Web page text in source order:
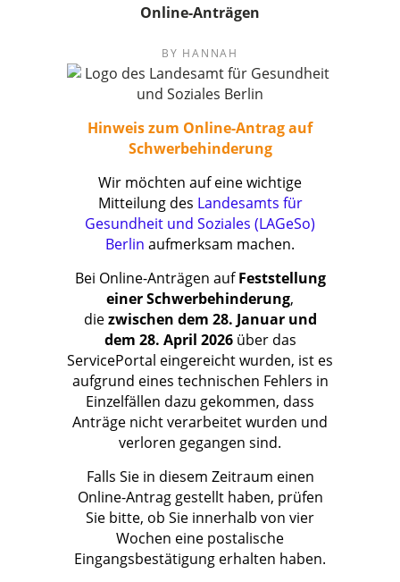
Online-Anträgen
BY HANNAH
Hinweis zum Online-Antrag auf
Schwerbehinderung
Wir möchten auf eine wichtige
Mitteilung des Landesamts für
Gesundheit und Soziales (LAGeSo)
Berlin aufmerksam machen.
Bei Online-Anträgen aufFeststellung
einer Schwerbehinderung,
diezwischen dem 28. Januar und
dem 28. April 2026über das
ServicePortal eingereicht wurden, ist es
aufgrund eines technischen Fehlers in
Einzelfällen dazu gekommen, dass
Anträge nicht verarbeitet wurden und
verloren gegangen sind.
Falls Sie in diesem Zeitraum einen
Online-Antrag gestellt haben, prüfen
Sie bitte, ob Sie innerhalb von vier
Wochen eine postalische
Eingangsbestätigung erhalten haben.